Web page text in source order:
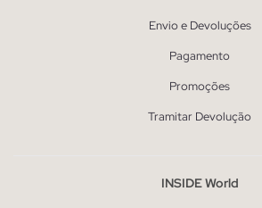
Envio e Devoluções
Pagamento
Promoções
Tramitar Devolução
INSIDE World